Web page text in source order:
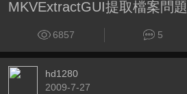
MKVExtractGUI提取檔案問題
6857 5
hd1280
2009-7-27